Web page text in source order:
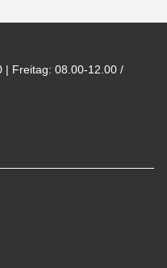
| Freitag: 08.00-12.00 /